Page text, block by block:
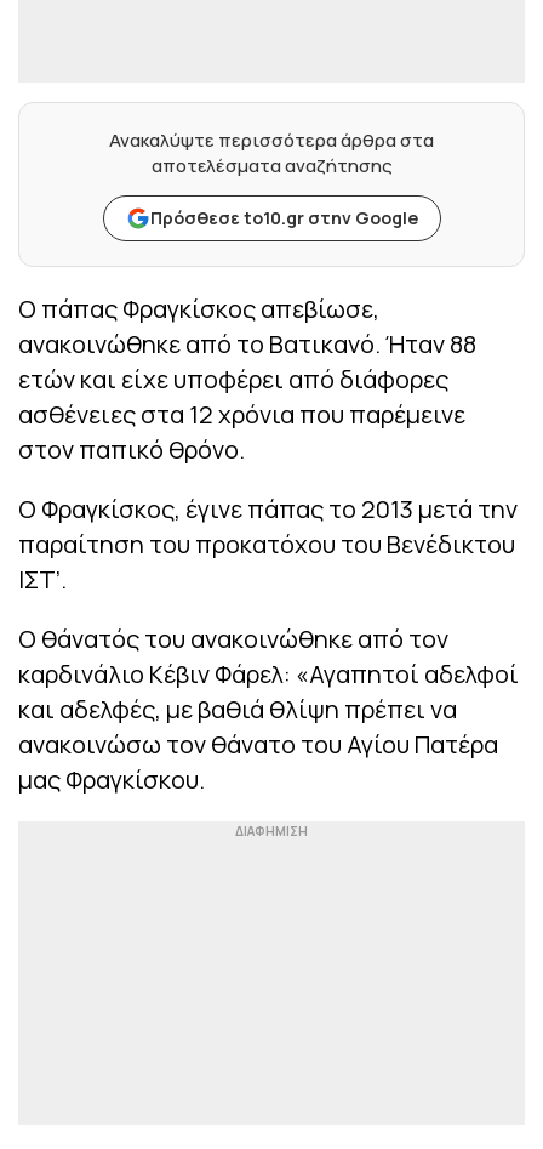
Ανακαλύψτε περισσότερα άρθρα στα
αποτελέσματα αναζήτησης
Πρόσθεσε to10.gr στην Google
Ο πάπας Φραγκίσκος απεβίωσε,
ανακοινώθηκε από το Βατικανό. Ήταν 88
ετών και είχε υποφέρει από διάφορες
ασθένειες στα 12 χρόνια που παρέμεινε
στον παπικό θρόνο.
Ο Φραγκίσκος, έγινε πάπας το 2013 μετά την
παραίτηση του προκατόχου του Βενέδικτου
ΙΣΤ’.
Ο θάνατός του ανακοινώθηκε από τον
καρδινάλιο Κέβιν Φάρελ: «Αγαπητοί αδελφοί
και αδελφές, με βαθιά θλίψη πρέπει να
ανακοινώσω τον θάνατο του Αγίου Πατέρα
μας Φραγκίσκου.